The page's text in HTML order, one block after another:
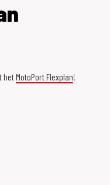
hetMotoPort Flexplan!